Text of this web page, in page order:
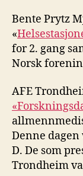
Bente Prytz
«
for 2. gang
Norsk
AFE
Denne
D. De som
Trondheim